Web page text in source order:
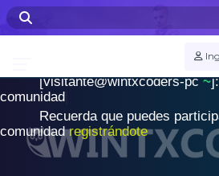
WINTXCODERS Terminal
[visitante@wintxcoders-pc~
comunidad
Recuerda que puedes
comunidadregistrándote